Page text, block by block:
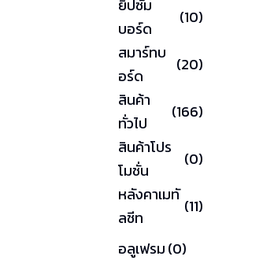
ยิปซัม
บอร์ด
(10)
สมาร์ทบ
อร์ด
(20)
สินค้า
ทั่วไป
(166)
สินค้าโปร
โมชั่น
(0)
หลังคาเมทั
ลชีท
(11)
อลูเฟรม(0)